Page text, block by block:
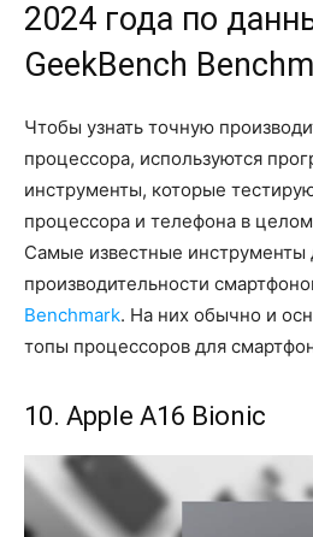
2024 года по
GeekBench
Чтобы узнать точную
процессора, используются
инструменты, которые
процессора и телефона в
Самые известные инструменты
производительности
Benchmark. На них обычно и
топы процессоров для
10. Apple A16 Bionic